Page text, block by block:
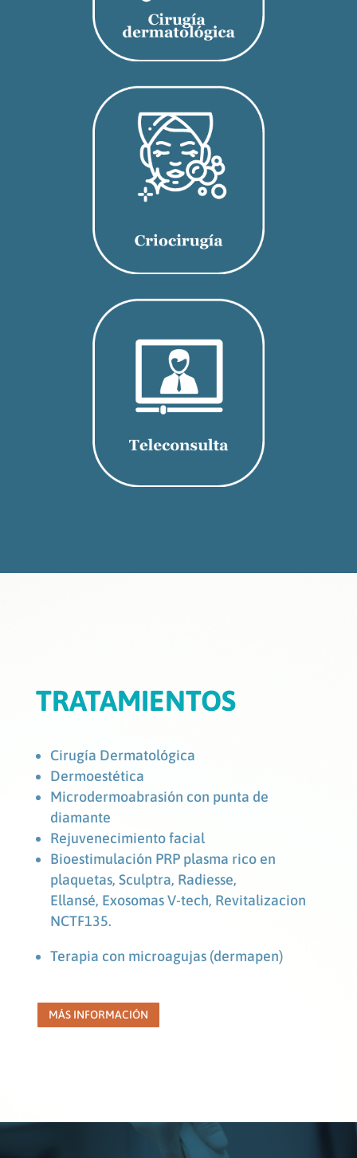
TRATAMIENTOS
Cirugía Dermatológica
Dermoestética
Microdermoabrasión con punta de
diamante
Rejuvenecimiento facial
Bioestimulación PRP plasma rico en
plaquetas, Sculptra, Radiesse,
Ellansé, Exosomas V-tech, Revitalizacion
NCTF135.
Terapia con microagujas (dermapen)
MÁS INFORMACIÓN